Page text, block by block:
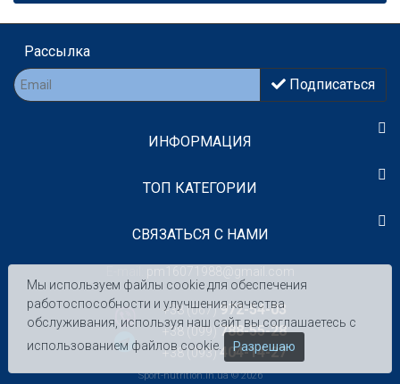
Рассылка
Подписаться
ИНФОРМАЦИЯ
TOП КАТЕГОРИИ
СВЯЗАТЬСЯ С НАМИ
pm16071988@gmail.com
+38 (067)972-54-03
+38 (099)788-55-28
+38 (093)404-14-27
Sport-nutrition.in.ua © 2026
Мы используем файлы cookie для обеспечения
работоспособности и улучшения качества
обслуживания, используя наш сайт вы соглашаетесь с
использованием файлов cookie.
Разрешаю